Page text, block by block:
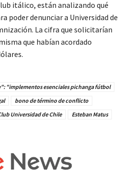
itálico, están analizando qué
poder denunciar a Universidad de
La cifra que solicitarían
que habían acordado
"implementos esenciales pichanga fútbol
bono de término de conflicto
Universidad de Chile
Esteban Matus